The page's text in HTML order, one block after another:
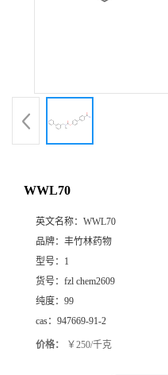
WWL70
英文名称： WWL70
品牌： 丰竹林药物
型号： 1
货号： fzl chem2609
纯度： 99
cas： 947669-91-2
价格： ￥250/千克